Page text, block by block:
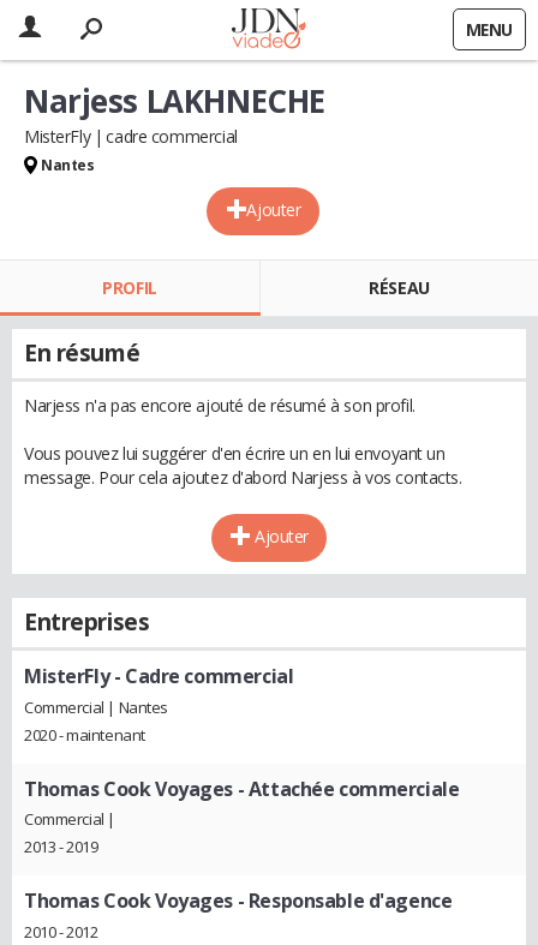
MENU
Ajouter
Narjess LAKHNECHE
MisterFly cadre commercial
Nantes
PROFIL RÉSEAU
En résumé
Narjess n'a pas encore ajouté de résumé à son profil.
Vous pouvez lui suggérer d'en écrire un en lui envoyant un
message. Pour cela ajoutez d'abord Narjess à vos contacts.
Ajouter
Entreprises
MisterFly- Cadre commercial
Commercial | Nantes
2020 - maintenant
Thomas Cook Voyages - Attachée commerciale
Commercial |
2013 - 2019
Thomas Cook Voyages - Responsable d'agence
2010 - 2012